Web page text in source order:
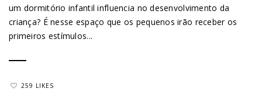
um dormitório infantil influencia no desenvolvimento da
criança? É nesse espaço que os pequenos irão receber os
primeiros estímulos...
259 LIKES